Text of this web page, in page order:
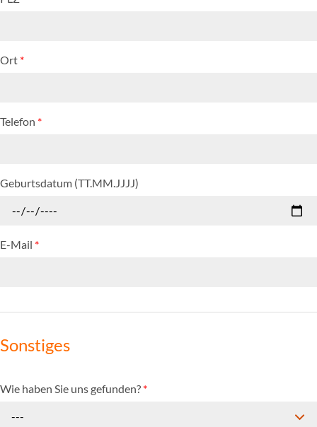
Ort *
Telefon *
Geburtsdatum (TT.MM.JJJJ)
E-Mail *
Sonstiges
Wie haben Sie uns gefunden? *
---